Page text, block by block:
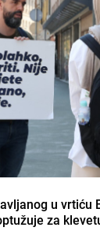
u vrtiću
za